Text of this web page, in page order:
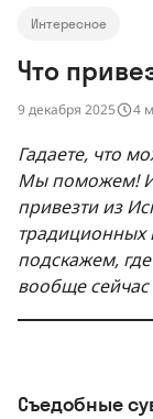
Интересное
Что
9 декабря 2025 4
Гадаете, что
Мы поможем!
привезти из
традиционных
подскажем,
вообще
Съедобные